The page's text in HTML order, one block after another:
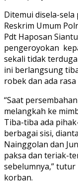
Ditemui disela-
Reskrim Umum
Pdt Haposan
pengeroyokan
sekali tidak
ini berlangsung
robek dan ada
“Saat
melangkah ke
Tiba-tiba ada
berbagai sisi,
Nainggolan dan
paksa dan teriak-
sebelumnya,”
korban.